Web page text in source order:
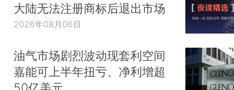
大陆无法注册商标后退出市场
2026年08月06日
油气市场剧烈波动现套利空间
嘉能可上半年扭亏、净利增超